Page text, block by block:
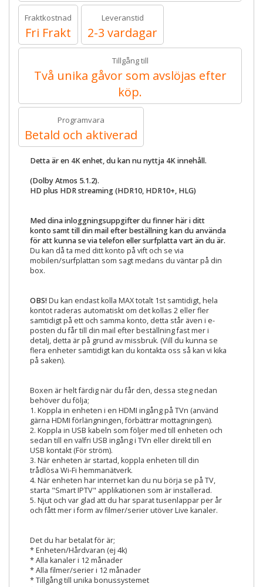
Fraktkostnad
Fri Frakt
Leveranstid
2-3 vardagar
Tillgång till
Två unika gåvor som avslöjas efter
köp.
Programvara
Betald och aktiverad
Detta är en 4K enhet, du kan nu nyttja 4K innehåll.
(Dolby Atmos 5.1.2).
HD plus HDR streaming (HDR10, HDR10+, HLG)
Med dina inloggningsuppgifter du finner här i ditt
konto samt till din mail efter beställning kan du använda
för att kunna se via telefon eller surfplatta vart än du är.
Du kan då ta med ditt konto på vift och se via
mobilen/surfplattan som sagt medans du väntar på din
box.
OBS!Du kan endast kolla MAX totalt 1st samtidigt, hela
kontot raderas automatiskt om det kollas 2 eller fler
samtidigt på ett och samma konto, detta står även i e-
posten du får till din mail efter beställning fast mer i
detalj, detta är på grund av missbruk. (Vill du kunna se
flera enheter samtidigt kan du kontakta oss så kan vi kika
på saken).
Boxen är helt färdig när du får den, dessa steg nedan
behöver du följa;
1. Koppla in enheten i en HDMI ingång på TVn (använd
gärna HDMI förlängningen, förbättrar mottagningen).
2. Koppla in USB kabeln som följer med till enheten och
sedan till en valfri USB ingång i TVn eller direkt till en
USB kontakt (För ström).
3. När enheten är startad, koppla enheten till din
trådlösa Wi-Fi hemmanätverk.
4. När enheten har internet kan du nu börja se på TV,
starta "Smart IPTV" applikationen som är installerad.
5. Njut och var glad att du har sparat tusenlappar per år
och fått mer i form av filmer/serier utöver Live kanaler.
Det du har betalat för är;
* Enheten/Hårdvaran (ej 4k)
* Alla kanaler i 12 månader
* Alla filmer/serier i 12 månader
* Tillgång till unika bonussystemet